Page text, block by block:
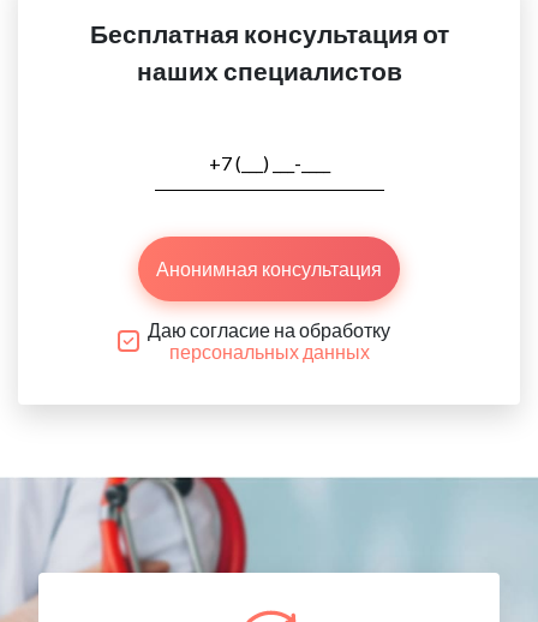
Бесплатная консультация от
наших специалистов
Анонимная консультация
Даю согласие на обработку
персональных данных